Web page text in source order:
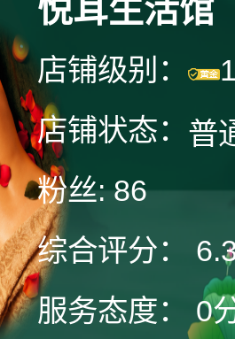
悦耳生活馆
店铺级别：
店铺状态： 普
粉丝: 86
综合评分：
服务态度：
0